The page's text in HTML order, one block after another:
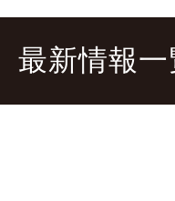
最新情報